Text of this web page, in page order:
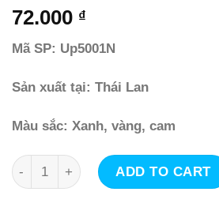
72.000 ₫
Mã SP: Up5001N
Sản xuất tại: Thái Lan
Màu sắc: Xanh, vàng, cam
Bát ăn dặm có đế hút chân
ADD TO CART